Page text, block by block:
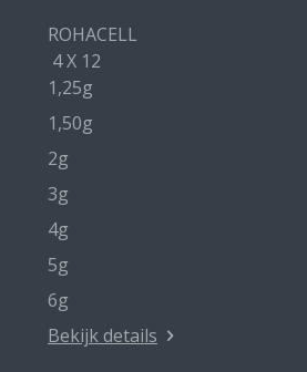
ROHACELL
4 X 12
1,25g
1,50g
2g
3g
4g
5g
6g
Bekijk details